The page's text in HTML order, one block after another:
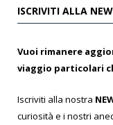
ISCRIVITI ALLA
Vuoi rimanere
viaggio particolari
Iscriviti alla nostra
curiosità e i nostri